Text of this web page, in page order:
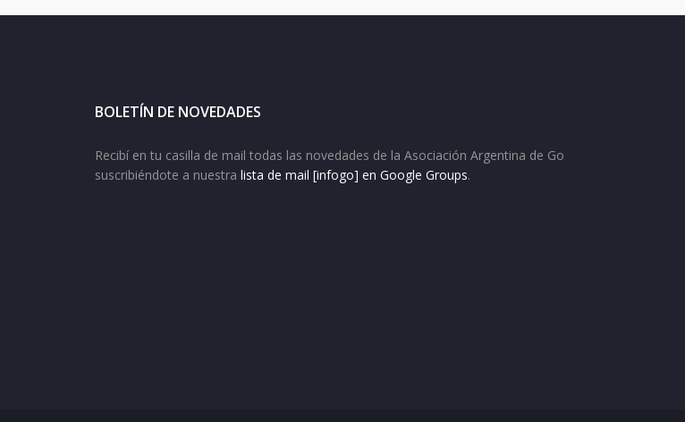
BOLETÍN DE NOVEDADES
Recibí en tu casilla de mail todas las novedades de la Asociación Argentina de Go
suscribiéndote a nuestra lista de mail [infogo] en Google Groups.